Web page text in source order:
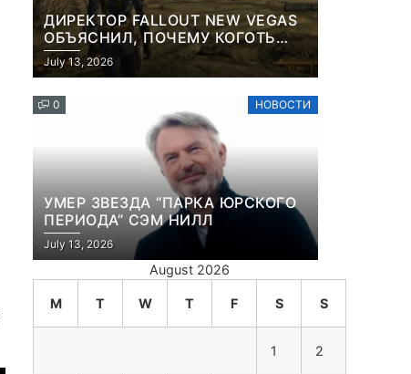
ДИРЕКТОР FALLOUT NEW VEGAS
ОБЪЯСНИЛ, ПОЧЕМУ КОГОТЬ
СМЕРТИ У КАРЬЕРА НАМЕРЕННО
СНОСИТ ВАМ ГОЛОВУ
July 13, 2026
0 НОВОСТИ
УМЕР ЗВЕЗДА “ПАРКА ЮРСКОГО
ПЕРИОДА” СЭМ НИЛЛ
July 13, 2026
August 2026
M T W T F S S
1 2